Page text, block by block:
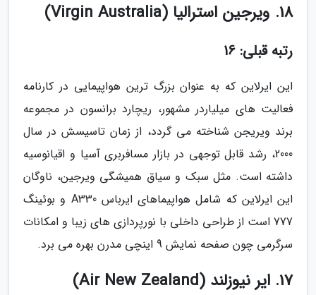
18. ویرجین استرالیا (Virgin Australia)
رتبه قبلی: 16
این ایرلاین که به عنوان بزرگ ترین هواپیمایی در کارنامه
فعالیت های میلیاردر مشهور، ریچارد برانسون در مجموعه
برند ویریجن شناخته می گردد، از زمان تاسیسش در سال
2000، رشد قابل توجهی در بازار مسافربری آسیا و اقیانوسیه
داشته است. مثل سبک و سیاق همیشگی ویرجین، ناوگان
این ایرلاین که شامل هواپیماهای ایرباس A330 و بوئینگ
777 است از طراحی داخلی با نورپردازی های زیبا و امکانات
سرگرمی چون صفحه نمایش 9 اینچی مدرن بهره می برد.
17. ایر نیوزلند (Air New Zealand)